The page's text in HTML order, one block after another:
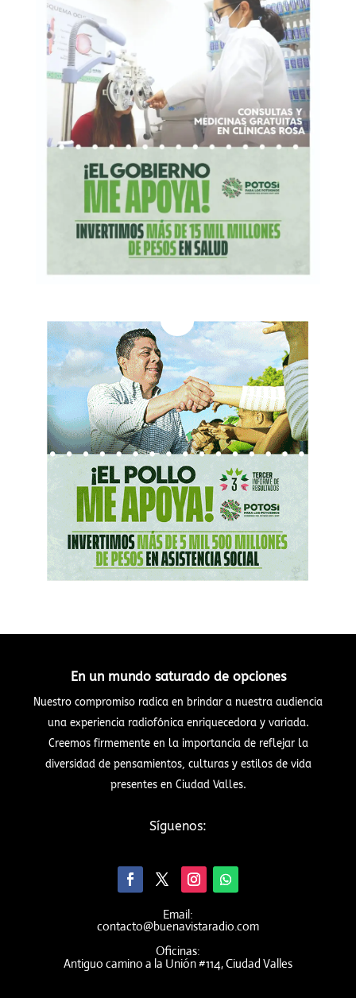
En un mundo saturado de opciones
Nuestro compromiso radica en brindar a nuestra audiencia
una experiencia radiofónica enriquecedora y variada.
Creemos firmemente en la importancia de reflejar la
diversidad de pensamientos, culturas y estilos de vida
presentes en Ciudad Valles.
Síguenos:
Email:
contacto@buenavistaradio.com
Oficinas:
Antiguo camino a la Unión #114, Ciudad Valles